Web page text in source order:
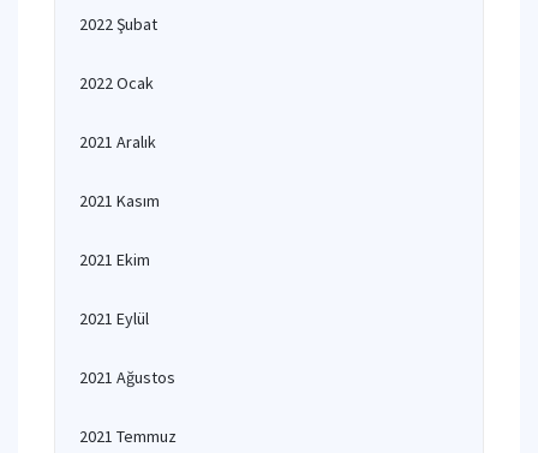
2022 Şubat
2022 Ocak
2021 Aralık
2021 Kasım
2021 Ekim
2021 Eylül
2021 Ağustos
2021 Temmuz